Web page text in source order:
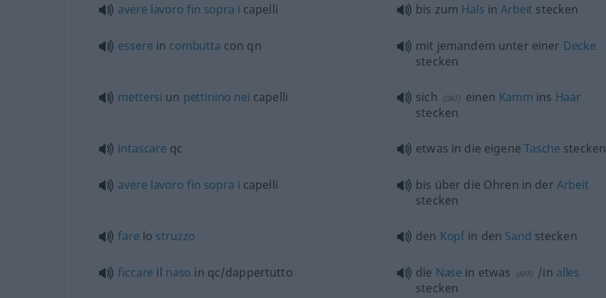
avere lavoro fin sopra i capelli bis zum Hals inArbeit stecken
essere in combutta con qn mit jemandem unter einer Decke
stecken
mettersi un pettinino nei capelli sich (DAT) einen Kamm ins Haar
stecken
intascare qc etwas in die eigene Tasche stecken
avere lavoro fin sopra i capelli bis über die Ohren in der Arbeit
stecken
fare lo struzzo den Kopf in den Sand stecken
ficcare il naso in qc/dappertutto die Nase in etwas (AKK) /in alles
stecken